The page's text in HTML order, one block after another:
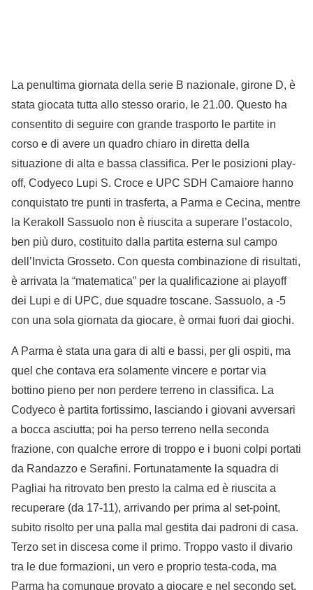
La penultima giornata della serie B nazionale, girone D, è
stata giocata tutta allo stesso orario, le 21.00. Questo ha
consentito di seguire con grande trasporto le partite in
corso e di avere un quadro chiaro in diretta della
situazione di alta e bassa classifica. Per le posizioni play-
off, Codyeco Lupi S. Croce e UPC SDH Camaiore hanno
conquistato tre punti in trasferta, a Parma e Cecina, mentre
la Kerakoll Sassuolo non è riuscita a superare l’ostacolo,
ben più duro, costituito dalla partita esterna sul campo
dell’Invicta Grosseto. Con questa combinazione di risultati,
è arrivata la “matematica” per la qualificazione ai playoff
dei Lupi e di UPC, due squadre toscane. Sassuolo, a -5
con una sola giornata da giocare, è ormai fuori dai giochi.
A Parma è stata una gara di alti e bassi, per gli ospiti, ma
quel che contava era solamente vincere e portar via
bottino pieno per non perdere terreno in classifica. La
Codyeco è partita fortissimo, lasciando i giovani avversari
a bocca asciutta; poi ha perso terreno nella seconda
frazione, con qualche errore di troppo e i buoni colpi portati
da Randazzo e Serafini. Fortunatamente la squadra di
Pagliai ha ritrovato ben presto la calma ed è riuscita a
recuperare (da 17-11), arrivando per prima al set-point,
subito risolto per una palla mal gestita dai padroni di casa.
Terzo set in discesa come il primo. Troppo vasto il divario
tra le due formazioni, un vero e proprio testa-coda, ma
Parma ha comunque provato a giocare e nel secondo set,